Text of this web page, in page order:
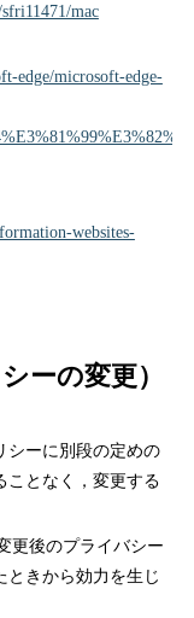
mac
edge/microsoft-edge-
websites-
ーの変更）
シーに別段の定めの
ことなく，変更する
更後のプライバシー
ときから効力を生じ